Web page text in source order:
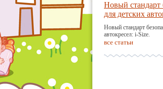
Новый стандарт
для детских
Новый стандарт
автокресел: i-Size.
все статьи